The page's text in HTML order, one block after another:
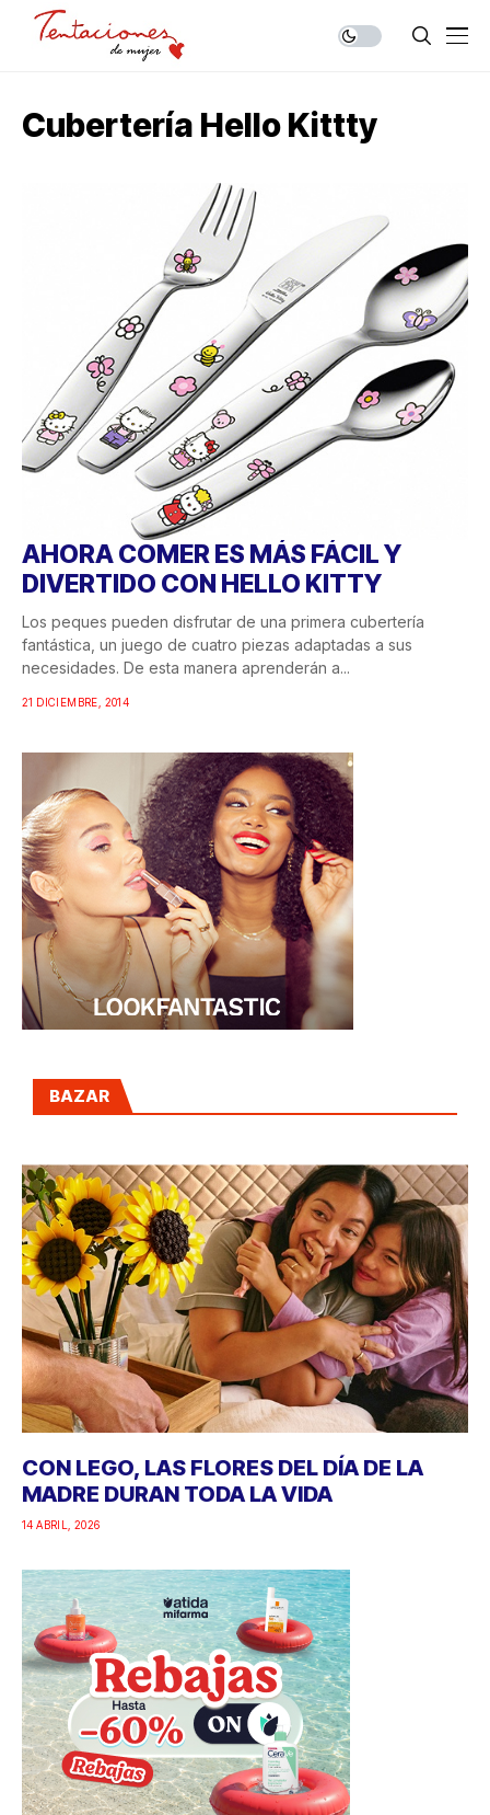
Cubertería Hello Kittty
AHORA COMER ES MÁS FÁCIL Y
DIVERTIDO CON HELLO KITTY
Los peques pueden disfrutar de una primera cubertería
fantástica, un juego de cuatro piezas adaptadas a sus
necesidades. De esta manera aprenderán a...
21 DICIEMBRE, 2014
BAZAR
CON LEGO, LAS FLORES DEL DÍA DE LA
MADRE DURAN TODA LA VIDA
14 ABRIL, 2026